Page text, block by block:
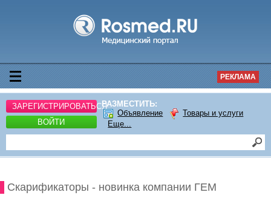
РЕКЛАМА
ЗАРЕГИСТРИРОВАТЬСЯ
ВОЙТИ
РАЗМЕСТИТЬ:
Объявление
Товары и услуги
Еще...
Скарификаторы - новинка компании ГЕМ